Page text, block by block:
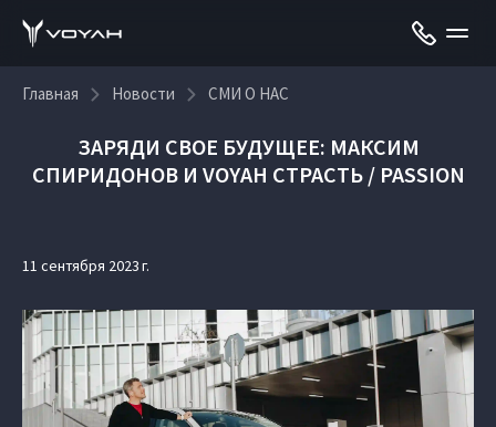
Главная Новости СМИ О НАС
ЗАРЯДИ СВОЕ БУДУЩЕЕ: МАКСИМ
СПИРИДОНОВ И VOYAH СТРАСТЬ / PASSION
11 сентября 2023 г.